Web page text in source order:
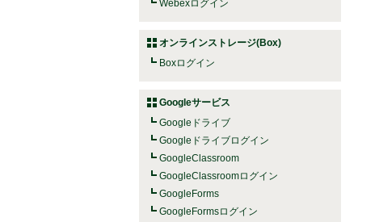
Webexログイン
オンラインストレージ(Box)
Boxログイン
Googleサービス
Googleドライブ
Googleドライブログイン
GoogleClassroom
GoogleClassroomログイン
GoogleForms
GoogleFormsログイン